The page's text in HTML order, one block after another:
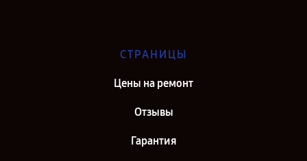
СТРАНИЦЫ
Цены на ремонт
Отзывы
Гарантия